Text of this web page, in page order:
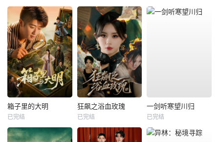
箱子里的大明
已完结
狂飙之浴血玫瑰
已完结
一剑听寒望川归
已完结